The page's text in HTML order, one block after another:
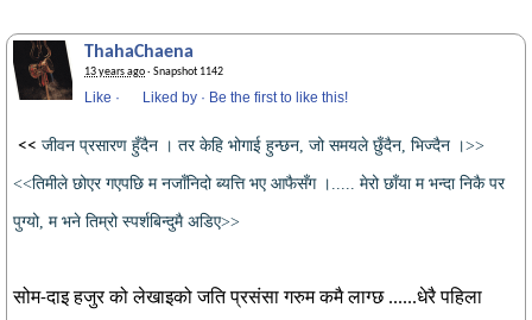
ThahaChaena
13 years ago· Snapshot 1142
Like · Liked by · Be the first to like this!
<< जीवन प्रसारण हुँदैन । तर केहि भोगाई हुन्छन, जो समयले छुँदैन, भिज्दैन ।>>
<<तिमीले छोएर गएपछि म नजाँनिदो ब्यत्ति भए आफैसँग ।..... मेरो छाँया म भन्दा निकै पर
पुग्यो, म भने तिम्रो स्पर्शबिन्दुमै अडिए>>
सोम-दाइ हजुर को लेखाइको जति प्रसंसा गरुम कमै लाग्छ ......धेरै पहिला